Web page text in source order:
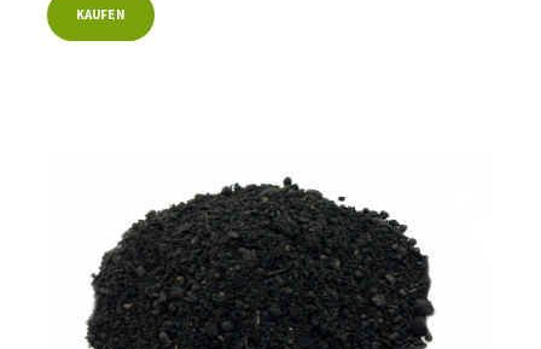
KAUFEN